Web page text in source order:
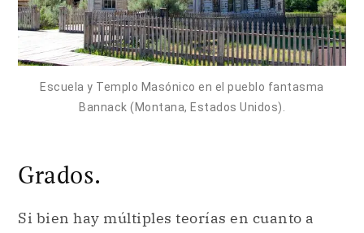
Escuela y Templo Masónico en el pueblo fantasma
Bannack (Montana, Estados Unidos).
Grados.
Si bien hay múltiples teorías en cuanto a